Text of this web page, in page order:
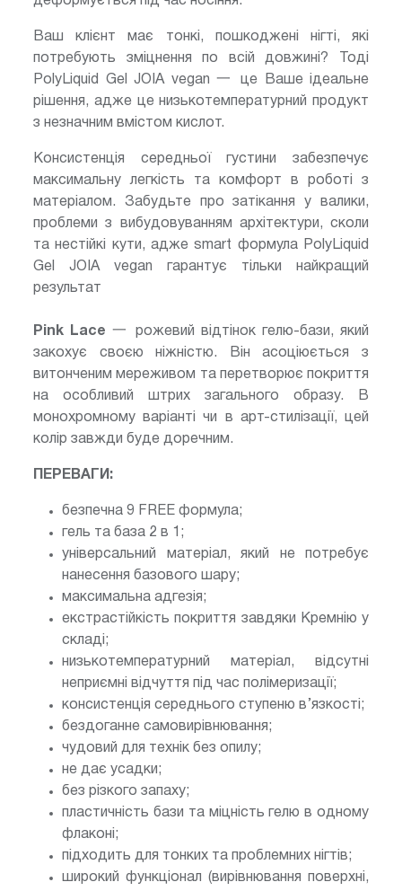
Ваш клієнт має тонкі, пошкоджені нігті, які
потребують зміцнення по всій довжині? Тоді
PolyLiquid Gel JOIA vegan 一 це Ваше ідеальне
рішення, адже це низькотемпературний продукт
з незначним вмістом кислот.
Консистенція середньої густини забезпечує
максимальну легкість та комфорт в роботі з
матеріалом. Забудьте про затікання у валики,
проблеми з вибудовуванням архітектури, сколи
та нестійкі кути, адже smart формула PolyLiquid
Gel JOIA vegan гарантує тільки найкращий
результат
Pink Lace 一 рожевий відтінок гелю-бази, який
закохує своєю ніжністю. Він асоціюється з
витонченим мереживом та перетворює покриття
на особливий штрих загального образу. В
монохромному варіанті чи в арт-стилізації, цей
колір завжди буде доречним.
ПЕРЕВАГИ:
безпечна 9 FREE формула;
гель та база 2 в 1;
універсальний матеріал, який не потребує
нанесення базового шару;
максимальна адгезія;
екстрастійкість покриття завдяки Кремнію у
складі;
низькотемпературний матеріал, відсутні
неприємні відчуття під час полімеризації;
консистенція середнього ступеню в’язкості;
бездоганне самовирівнювання;
чудовий для технік без опилу;
не дає усадки;
без різкого запаху;
пластичність бази та міцність гелю в одному
флаконі;
підходить для тонких та проблемних нігтів;
широкий функціонал (вирівнювання поверхні,